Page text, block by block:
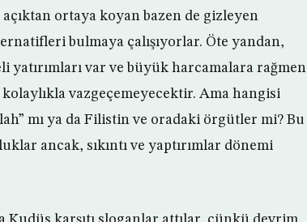
ortaya koyan bazen de gizleyen
bulmaya çalışıyorlar. Öte yandan,
yatırımları var ve büyük harcamalara rağmen
vazgeçemeyecektir. Ama hangisi
mı ya da Filistin ve oradaki örgütler mi? Bu
ancak, sıkıntı ve yaptırımlar dönemi